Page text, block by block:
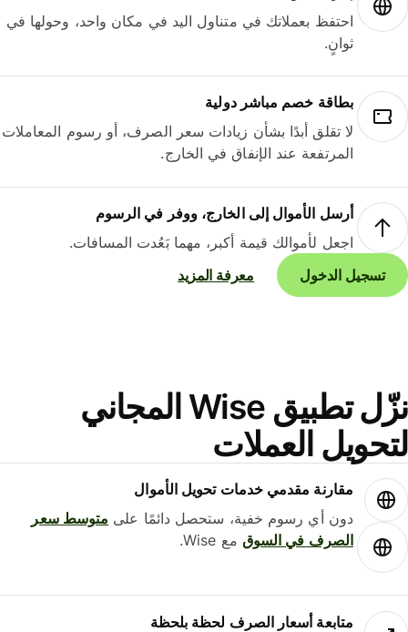
احتفظ بعملاتك في متناول اليد في مكان واحد، وحولها في
ثوانٍ.
بطاقة خصم مباشر دولية
لا تقلق أبدًا بشأن زيادات سعر الصرف، أو رسوم المعاملات
المرتفعة عند الإنفاق في الخارج.
أرسل الأموال إلى الخارج، ووفر في الرسوم
اجعل لأموالك قيمة أكبر، مهما بَعُدت المسافات.
تسجيل الدخول
معرفة المزيد
نزّل تطبيق Wise المجاني
العملات
مقارنة مقدمي خدمات تحويل الأموال
دون أي رسوم خفية، ستحصل دائمًا علىمتوسط ​​سعر
الصرف في السوقمع Wise.
متابعة أسعار الصرف لحظة بلحظة